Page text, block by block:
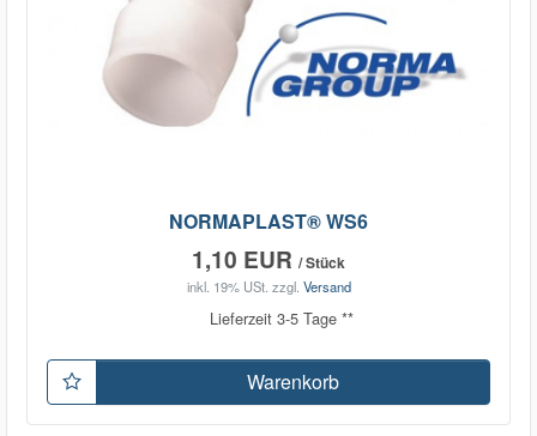
NORMAPLAST® WS6
1,10 EUR / Stück
inkl. 19% USt. zzgl. Versand
Lieferzeit 3-5 Tage **
Warenkorb